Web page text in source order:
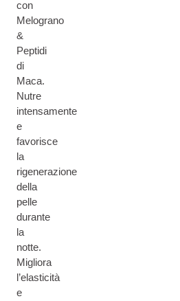
con
Melograno
&
Peptidi
di
Maca.
Nutre
intensamente
e
favorisce
la
rigenerazione
della
pelle
durante
la
notte.
Migliora
l’elasticità
e